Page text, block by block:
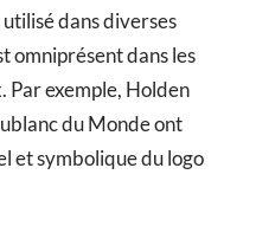
dans diverses
omniprésent dans les
Par exemple, Holden
du Monde ont
et symbolique du logo